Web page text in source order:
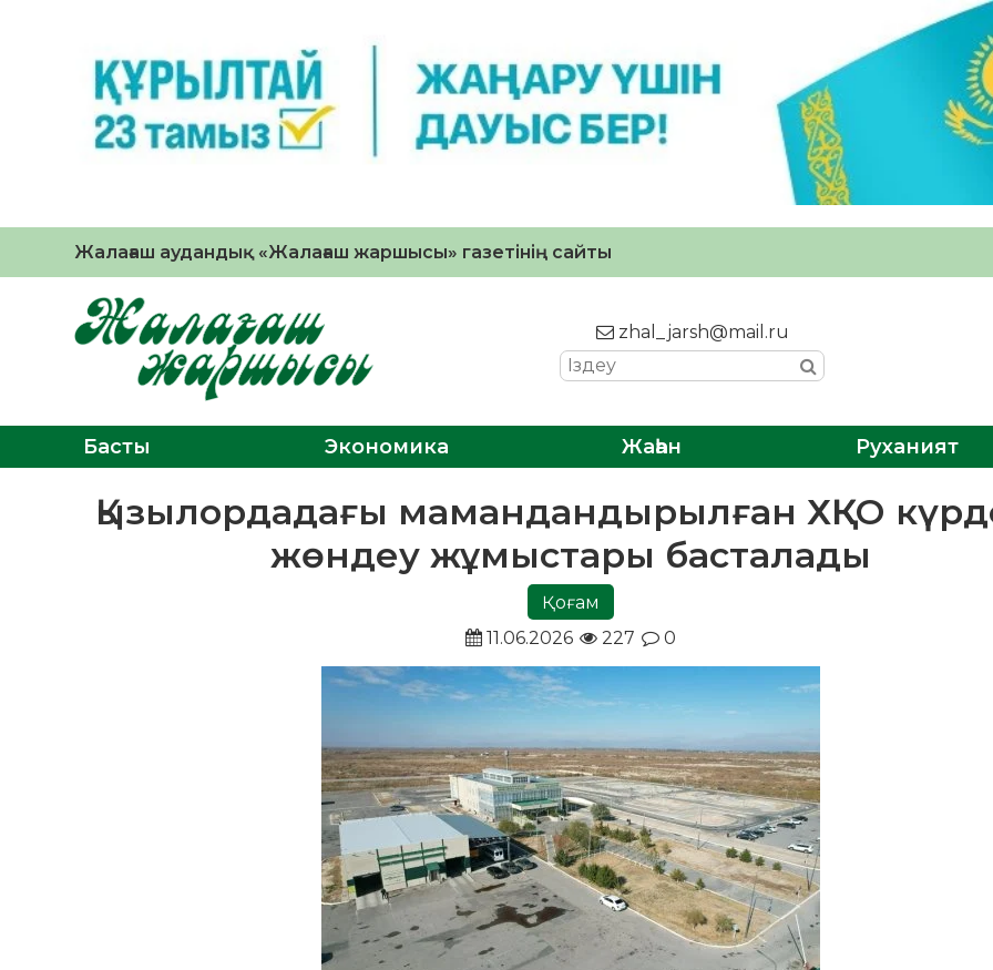
Жалағаш аудандық «Жалағаш жаршысы» газетінің сайты
zhal_jarsh@mail.ru
Басты Экономика Жаһан Руханият
Қызылордадағы мамандандырылған ХҚКО
жөндеу жұмыстары басталады
Қоғам
11.06.2026
227 0